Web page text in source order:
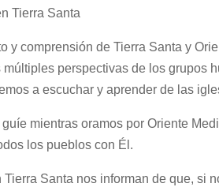
Tierra Santa
y comprensión de Tierra Santa y
perspectivas de los grupos
a escuchar y aprender de las
mientras oramos por Oriente
los pueblos con Él.
Santa nos informan de que,